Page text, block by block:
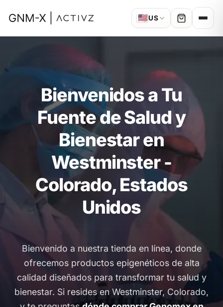
🇺🇸US
Bienvenidos a Tu
Fuente de Salud y
Bienestar en
Westminster -
Colorado, Estados
Unidos
Bienvenido a nuestra tienda en línea, donde
ofrecemos productos epigenéticos de alta
calidad diseñados para transformar tu salud y
bienestar. Si resides en Westminster, Colorado,